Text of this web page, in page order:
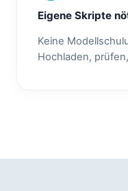
Eigene Skripte
Keine
Hochladen,